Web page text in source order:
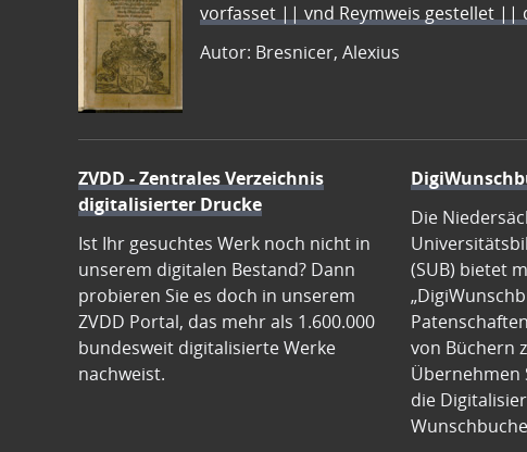
vorfasset || vnd Reymweis gestellet
Autor: Bresnicer, Alexius
ZVDD - Zentrales Verzeichnis
digitalisierter Drucke
Ist Ihr gesuchtes Werk noch nicht in
unserem digitalen Bestand? Dann
probieren Sie es doch in unserem
ZVDD Portal, das mehr als 1.600.000
bundesweit digitalisierte Werke
nachweist.
Die
(SUB) bietet
von Büchern
Übernehmen
die